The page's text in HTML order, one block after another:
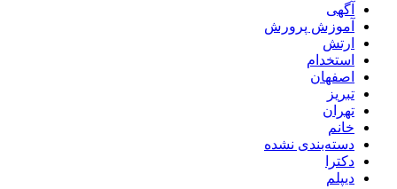
آگهی
آموزش پرورش
ارتش
استخدام
اصفهان
تبریز
تهران
خانم
دسته‌بندی نشده
دکترا
دیپلم